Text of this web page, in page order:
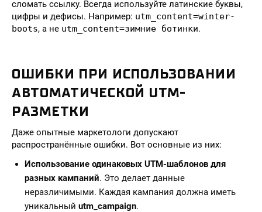
сломать ссылку. Всегда используйте латинские буквы,
цифры и дефисы. Например: utm_content=winter-
boots, а не utm_content=зимние ботинки.
ОШИБКИ ПРИ ИСПОЛЬЗОВАНИИ
АВТОМАТИЧЕСКОЙ UTM-
РАЗМЕТКИ
Даже опытные маркетологи допускают
распространённые ошибки. Вот основные из них:
Использование одинаковых UTM-шаблонов для
разных кампаний. Это делает данные
неразличимыми. Каждая кампания должна иметь
уникальный utm_campaign.